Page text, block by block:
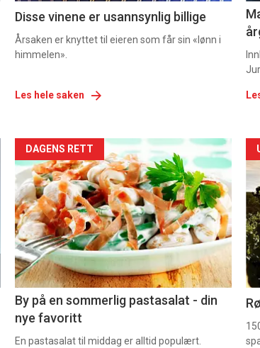
Disse vinene er usannsynlig billige
Årsaken er knyttet til eieren som får sin «lønn i
himmelen».
Les hele saken
Forsiden
akkurat
nå
-
5
DAGENS RETT
By på en sommerlig pastasalat - din
nye favoritt
En pastasalat til middag er alltid populært.
-
6